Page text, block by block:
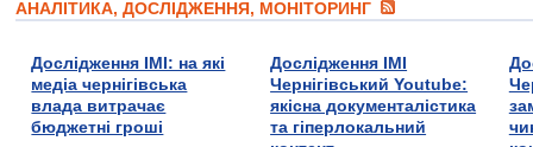
АНАЛІТИКА, ДОСЛІДЖЕННЯ, МОНІТОРИНГ
Дослідження ІМІ: на які
медіа чернігівська
влада витрачає
бюджетні гроші
Дослідження ІМІ
Чернігівський Youtube:
якісна документалістика
та гіперлокальний